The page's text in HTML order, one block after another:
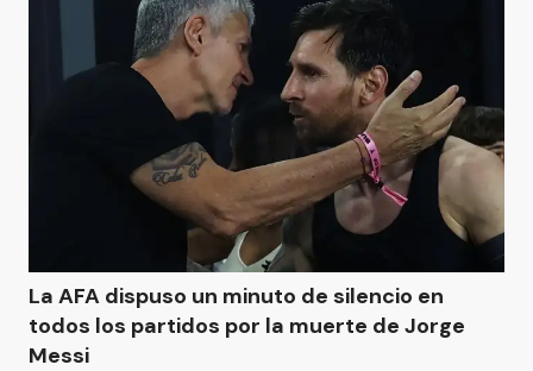
La AFA dispuso un minuto de silencio en
todos los partidos por la muerte de Jorge
Messi